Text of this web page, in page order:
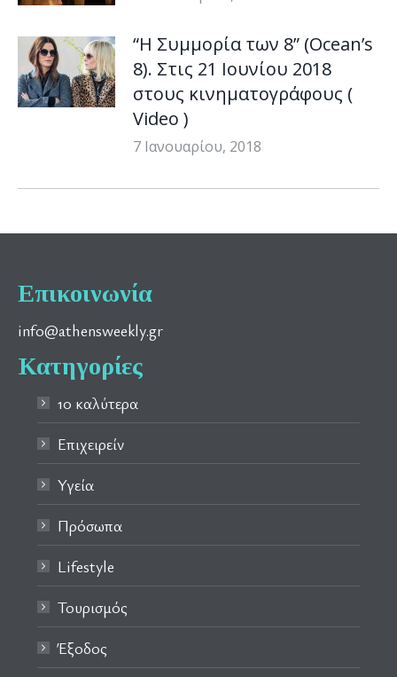
“Η Συμμορία των 8” (Ocean’s
8). Στις 21 Ιουνίου 2018
στους κινηματογράφους (
Video )
7 Ιανουαρίου, 2018
Επικοινωνία
info@athensweekly.gr
Κατηγορίες
10 καλύτερα
Επιχειρείν
Υγεία
Πρόσωπα
Lifestyle
Τουρισμός
Έξοδος